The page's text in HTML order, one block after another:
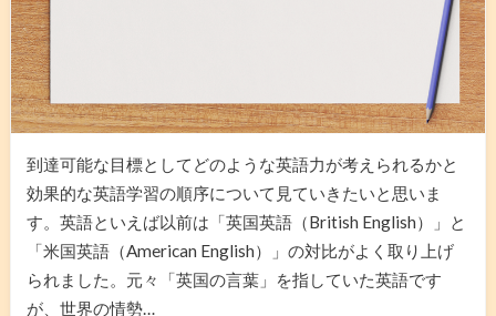
到達可能な目標としてどのような英語力が考えられるかと
効果的な英語学習の順序について見ていきたいと思いま
す。英語といえば以前は「英国英語（British English）」と
「米国英語（American English）」の対比がよく取り上げ
られました。元々「英国の言葉」を指していた英語です
が、世界の情勢…